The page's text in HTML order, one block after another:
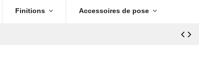
Finitions Accessoires de pose